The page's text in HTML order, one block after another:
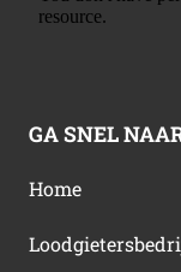
GA SNEL
Home